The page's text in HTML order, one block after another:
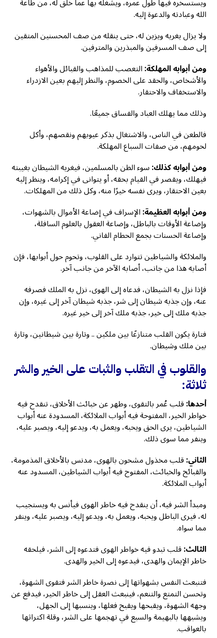
الله وعبادته والدعوة إليه.
ولا يزال يغريه ويزين له، حتى ينقله من صف المحسنين المتقين
إلى صف المسرفين والمبذرين والمترفين.
ومن أبوابه المهلكة:التعصب للمذاهب والقبائل والأهواء
والأشخاص، والحقد على الخصوم، والنظر إليهم بعين الازدراء
والاستخفاف والاحتقار.
وذلك مما يهلك العباد والفساق جميعًا.
فالطعن في الناس، والاشتغال بذكر عيوبهم ونقصهم، وأكل
لحومهم، من صفات السباع المهلكة.
ومن أبوابه كذلك:سوء الظن بالمسلمين، فيغريه الشيطان بغيبته
فيهلك، ويقصر في القيام بحقه، أو يتوانى في إكرامه، وينظر إليه
بعين الاحتقار، ويرى نفسه خيرًا منه، وكل ذلك من المهلكات.
ومن أبوابه العظيمة:الإسراف في إضاعة الأموال بالشهوات،
وإضاعة الأوقات بالباطل، وإضاعة العقول بالعلوم السافلة،
وإضاعة الحسنات بجمع الحطام الفاني.
والملائكة والشياطين تتوارد على القلوب، وتحوم حول أبوابها، فإن
أصابه هذا من جانب، أصابه الآخر من جانب آخر.
فإذا نزل به الشيطان، فدعاه إلى الهوى، نزل به الملك فصرفه
عنه، وإن جذبه شيطان إلى شر، جذبه شيطان آخر إلى غيره، وإن
جذبه ملك إلى خير، جذبه ملك آخر إلى خير غيره.
فتارة يكون القلب متنازعًا بين ملكين .. وتارة بين شيطانين، وتارة
بين ملك وشيطان.
والقلوب في التقلب والثبات على الخير والشر
ثلاثة:
أحدها:قلب عُمر بالتقوى، وطهر عن خبائث الأخلاق، تنقدح فيه
خواطر الخير، المفتوحة فيه أبواب الملائكة، المسدودة عنه أبواب
الشياطين، يرى الحق ويحبه، ويعمل به، ويدعو إليه، ويصبر عليه،
وينفر مما سوى ذلك.
الثاني:قلب مخذول مشحون بالهوى، مدنس بالأخلاق المذمومة،
والقبائح والخبائث، المفتوح فيه أبواب الشياطين، المسدود عنه
أبواب الملائكة.
ومبدأ الشر فيه، أن ينقدح فيه خاطر الهوى فيأنس به ويستجيب
له، فيرى الباطل ويحبه، ويعمل به، ويدعو إليه، ويصبر عليه، وينفر
مما سواه.
الثالث:قلب تبدو فيه خواطر الهوى فتدعوه إلى الشر، فيلحقه
خاطر الإيمان والهدى، فيدعوه إلى الخير والهدى.
فتنبعث النفس بشهواتها إلى نصرة خاطر الشر فتقوى الشهوة،
وتحسن التمتع والتنعم، فينبعث العقل إلى خاطر الخير، فيدفع عن
وجهه الشهوة، ويقبحها ويقبح فعلها، وينسبها إلى الجهل،
ويشبهها بالبهيمة والسبع في تهجمها على الشر، وقلة اكتراثها
بالعواقب.